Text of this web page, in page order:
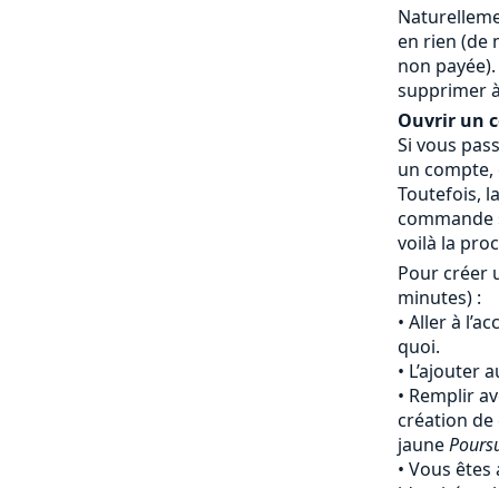
en rien (de
non
supprimer
Ouvrir un
Si vous
un compte,
Toutefois,
commande
voilà la
Pour créer
minutes) :
Aller à
quoi.
L’ajouter
Remplir
création
jaune
Vous êtes